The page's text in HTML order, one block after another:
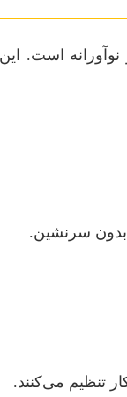
نوآورانه
بدون سرنشین.
تنظیم می‌کنند.